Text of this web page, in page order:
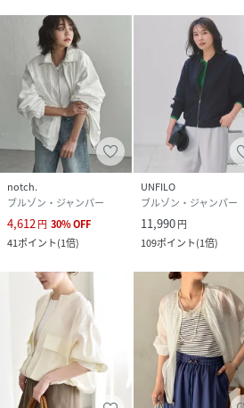
notch.
ブルゾン・ジャンパー
4,612円 30%OFF
41ポイント(1倍)
UNFILO
ブルゾン・ジャンパー
11,990円
109ポイント(1倍)